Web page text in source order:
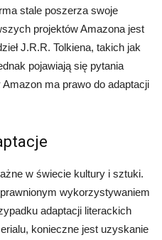
stale poszerza swoje
projektów Amazona jest
J.R.R. Tolkiena, takich jak
pojawiają się pytania
ma prawo do adaptacji
w świecie kultury i sztuki.
wykorzystywaniem
adaptacji literackich
konieczne jest uzyskanie